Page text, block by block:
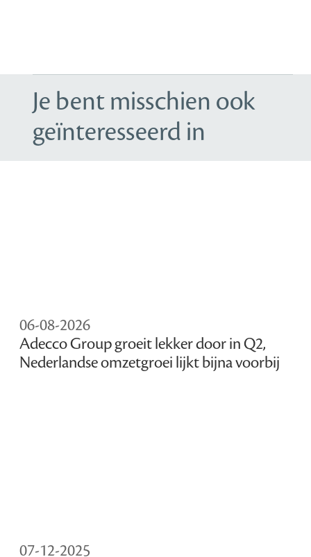
Je bent misschien ook
geïnteresseerd in
06-08-2026
Adecco Group groeit lekker door in Q2,
Nederlandse omzetgroei lijkt bijna voorbij
07-12-2025